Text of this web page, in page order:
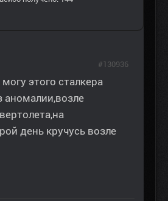
этого сталкера
аномалии,возле
день кручусь возле
#130936